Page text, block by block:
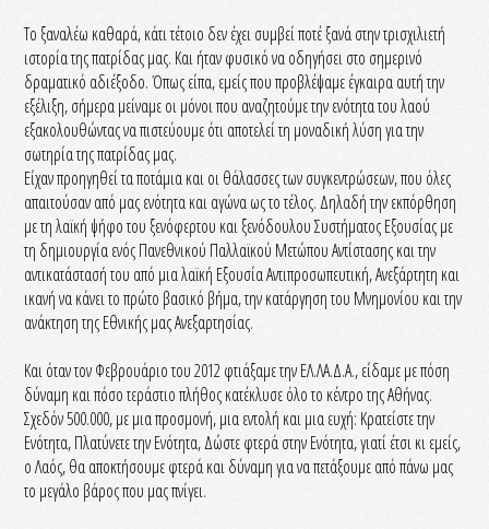
Το ξαναλέω καθαρά, κάτι τέτοιο δεν έχει συμβεί ποτέ ξανά στην τρισχιλιετή
ιστορία της πατρίδας μας. Και ήταν φυσικό να οδηγήσει στο σημερινό
δραματικό αδιέξοδο. Όπως είπα, εμείς που προβλέψαμε έγκαιρα αυτή την
εξέλιξη, σήμερα μείναμε οι μόνοι που αναζητούμε την ενότητα του λαού
εξακολουθώντας να πιστεύουμε ότι αποτελεί τη μοναδική λύση για την
σωτηρία της πατρίδας μας.
Είχαν προηγηθεί τα ποτάμια και οι θάλασσες των συγκεντρώσεων, που όλες
απαιτούσαν από μας ενότητα και αγώνα ως το τέλος. Δηλαδή την εκπόρθηση
με τη λαϊκή ψήφο του ξενόφερτου και ξενόδουλου Συστήματος Εξουσίας με
τη δημιουργία ενός Πανεθνικού Παλλαϊκού Μετώπου Αντίστασης και την
αντικατάστασή του από μια λαϊκή Εξουσία Αντιπροσωπευτική, Ανεξάρτητη και
ικανή να κάνει το πρώτο βασικό βήμα, την κατάργηση του Μνημονίου και την
ανάκτηση της Εθνικής μας Ανεξαρτησίας.
Και όταν τον Φεβρουάριο του 2012 φτιάξαμε την ΕΛ.ΛΑ.Δ.Α., είδαμε με πόση
δύναμη και πόσο τεράστιο πλήθος κατέκλυσε όλο το κέντρο της Αθήνας.
Σχεδόν 500.000, με μια προσμονή, μια εντολή και μια ευχή: Κρατείστε την
Ενότητα, Πλατύνετε την Ενότητα, Δώστε φτερά στην Ενότητα, γιατί έτσι κι εμείς,
ο Λαός, θα αποκτήσουμε φτερά και δύναμη για να πετάξουμε από πάνω μας
το μεγάλο βάρος που μας πνίγει.